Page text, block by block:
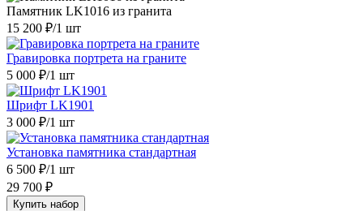
Памятник LK1016 из гранита
15 200 ₽/1 шт
Гравировка портрета на граните
5 000 ₽/1 шт
Шрифт LK1901
3 000 ₽/1 шт
Установка памятника стандартная
6 500 ₽/1 шт
29 700 ₽
Купить набор